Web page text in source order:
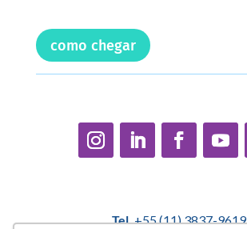
como chegar
Tel.+55 (11) 3837-9619